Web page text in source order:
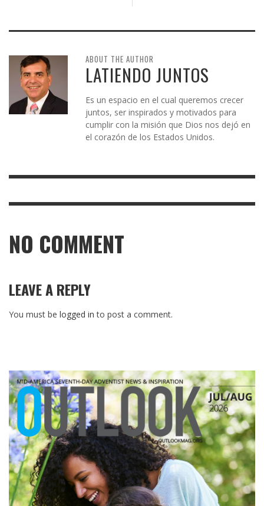
ABOUT THE AUTHOR
LATIENDO JUNTOS
Es un espacio en el cual queremos crecer
juntos, ser inspirados y motivados para
cumplir con la misión que Dios nos dejó en
el corazón de los Estados Unidos.
NO COMMENT
LEAVE A REPLY
You must be logged in to post a comment.